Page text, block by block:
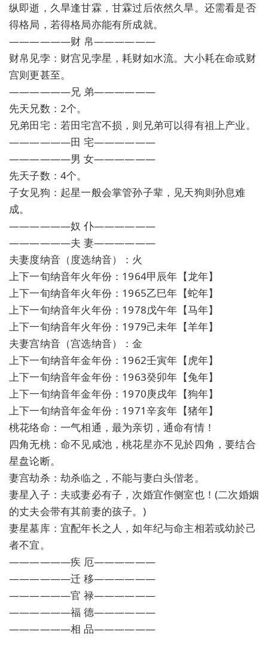
纵即逝，久旱逢甘霖，甘霖过后依然久旱。还需看是否
得格局，若得格局亦能有所成就。
——————财 帛——————
财帛见孛：财宫见孛星，耗财如水流。大小耗在命或财
宫则更甚至。
——————兄 弟——————
先天兄数：2个。
兄弟田宅：若田宅宫不损，则兄弟可以得有祖上产业。
——————田 宅——————
——————男 女——————
先天子数：4个。
子女见狗：起星一般会掌管孙子辈，见天狗则孙息难
成。
——————奴 仆——————
——————夫 妻——————
夫妻度纳音（度选纳音）：火
上下一旬纳音年火年份：1964甲辰年【龙年】
上下一旬纳音年火年份：1965乙巳年【蛇年】
上下一旬纳音年火年份：1978戊午年【马年】
上下一旬纳音年火年份：1979己未年【羊年】
夫妻宫纳音（宫选纳音）：金
上下一旬纳音年金年份：1962壬寅年【虎年】
上下一旬纳音年金年份：1963癸卯年【兔年】
上下一旬纳音年金年份：1970庚戌年【狗年】
上下一旬纳音年金年份：1971辛亥年【猪年】
桃花络命：一气相通，最为亲切，通命有情！
四角无桃：命不见咸池，桃花星亦不见於四角，要结合
星盘论断。
妻宫劫杀：劫杀临之，不能与妻白头偕老。
妻星入子：夫或妻必有子，次婚宜作侧室也！(二次婚姻
的丈夫会带有其前妻的孩子。)
妻星墓库：宜配年长之人，如年纪与命主相若或幼於己
者不宜。
——————疾 厄——————
——————迁 移——————
——————官 禄——————
——————福 德——————
——————相 品——————